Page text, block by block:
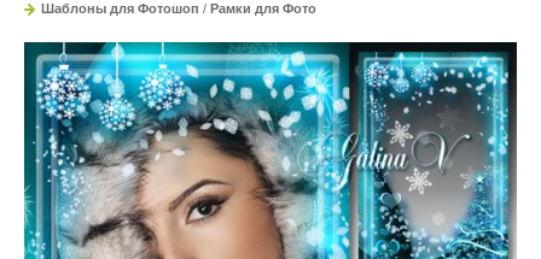
Шаблоны для Фотошоп / Рамки для Фото